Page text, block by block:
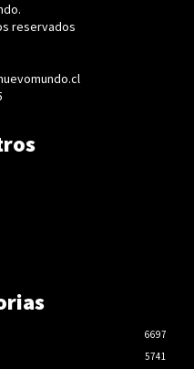
reservados
6697
5741